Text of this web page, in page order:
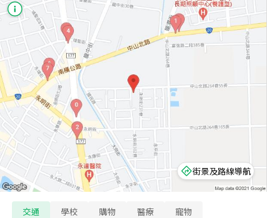
街景及路線導航
交通 學校 購物 醫療 寵物